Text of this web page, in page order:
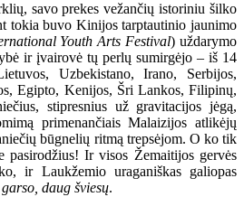
savo prekes vežančių istoriniu šilko
tokia buvo Kinijos tarptautinio jaunimo
Youth Arts Festival) uždarymo
ir įvairovė tų perlų sumirgėjo – iš 14
Uzbekistano, Irano, Serbijos,
Egipto, Kenijos, Šri Lankos, Filipinų,
stipresnius už gravitacijos jėgą,
primenančiais Malaizijos atlikėjų
būgnelių ritmą trepsėjom. O ko tik
pasirodžius! Ir visos Žemaitijos gervės
ir Laukžemio uraganiškas galiopas
daug šviesų.